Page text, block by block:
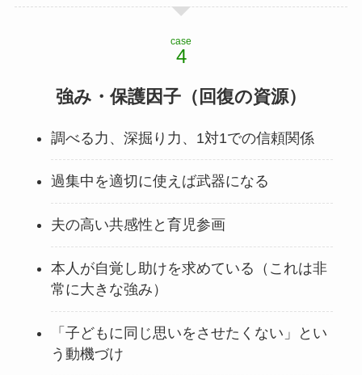
case
強み・保護因子（回復の資源）
調べる力、深掘り力、1対1での信頼関係
過集中を適切に使えば武器になる
夫の高い共感性と育児参画
本人が自覚し助けを求めている（これは非
常に大きな強み）
「子どもに同じ思いをさせたくない」とい
う動機づけ